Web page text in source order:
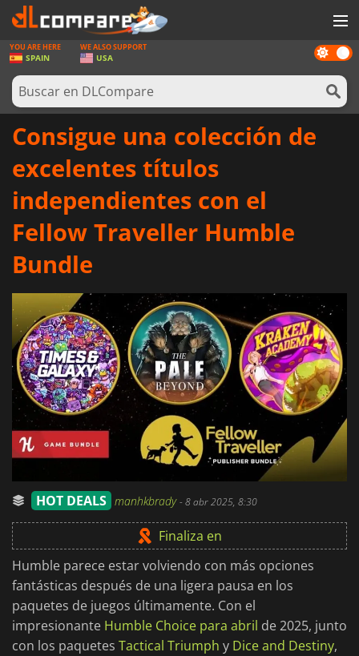
JUEGOS
TARJETAS PREPAGO
SOFTWARE
Dark
mode
YOU ARE HERE
SPAIN
WE ALSO SUPPORT
USA
Consigue una colección de
excelentes títulos
independientes con el
Fellow Traveller Humble
Bundle
HOT DEALS manhkbrady-8 abr 2025, 8:30
Finaliza en
Humble parece estar volviendo con más opciones
fantásticas después de una ligera pausa en los
paquetes de juegos últimamente. Con el
impresionante Humble Choice para abril de 2025, junto
con los paquetes Tactical Triumph y Dice and Destiny,